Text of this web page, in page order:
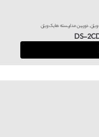
,دوربین مداربسته هایک ویژن